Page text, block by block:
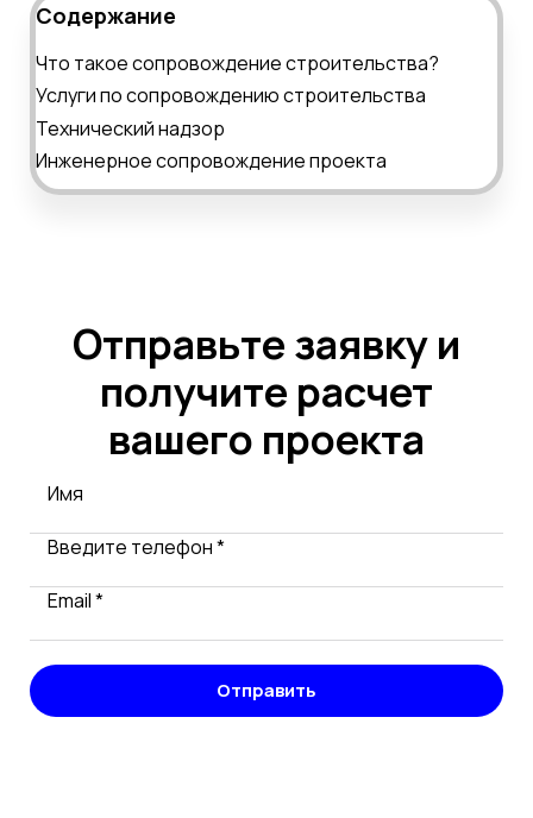
Содержание
Что такое сопровождение строительства?
Услуги по сопровождению строительства
Технический надзор
Инженерное сопровождение проекта
Отправьте заявку и
получите расчет
вашего проекта
Имя
Введите телефон *
Email *
Отправить